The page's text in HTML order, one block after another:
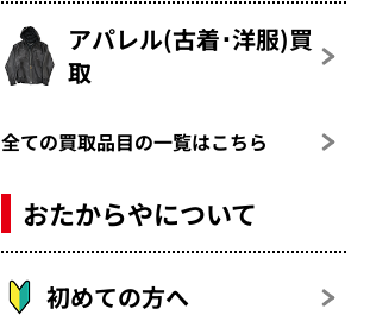
アパレル(古着･洋服)買
取
全ての買取品目の一覧はこちら
おたからやについて
初めての方へ